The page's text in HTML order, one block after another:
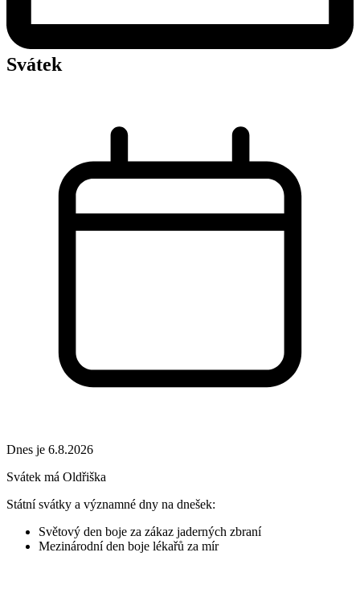
Svátek
Dnes je 6.8.2026
Svátek má Oldřiška
Státní svátky a významné dny na dnešek:
Světový den boje za zákaz jaderných zbraní
Mezinárodní den boje lékařů za mír